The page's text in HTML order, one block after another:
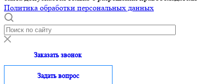
Политика обработки персональных данных
Заказать звонок
Задать вопрос